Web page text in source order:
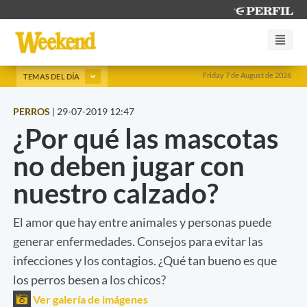
Friday 7 de August de 2026
TEMAS DEL DÍA
PERROS | 29-07-2019 12:47
¿Por qué las mascotas
no deben jugar con
nuestro calzado?
El amor que hay entre animales y personas puede
generar enfermedades. Consejos para evitar las
infecciones y los contagios. ¿Qué tan bueno es que
los perros besen a los chicos?
Ver galería de imágenes